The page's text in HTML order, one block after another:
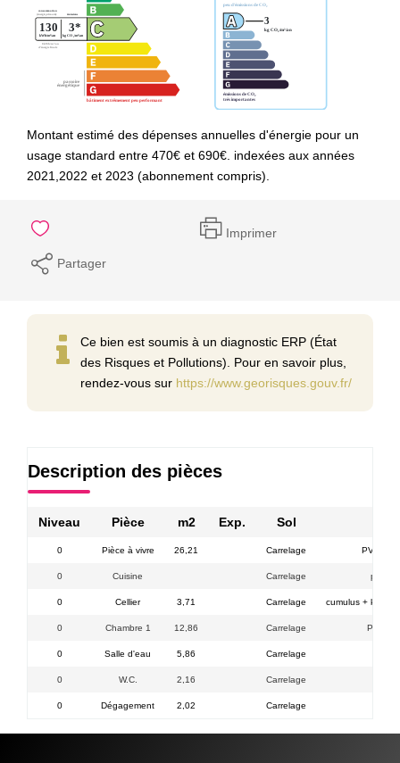
Montant estimé des dépenses annuelles d'énergie pour un
usage standard entre 470€ et 690€. indexées aux années
2021,2022 et 2023 (abonnement compris).
Imprimer
Partager
Ce bien est soumis à un diagnostic ERP (État
des Risques et Pollutions). Pour en savoir plus,
rendez-vous sur https://www.georisques.gouv.fr/
Description des pièces
Niveau Pièce m2 Exp. Sol
0 Pièce à vivre 26,21 Carrelage PVC DV
0 Cuisine Carrelage
0 Cellier 3,71 Carrelage cumulus + kit
0 Chambre 1 12,86 Carrelage PVC
0 Salle d'eau 5,86 Carrelage
0 W.C. 2,16 Carrelage
0 Dégagement 2,02 Carrelage